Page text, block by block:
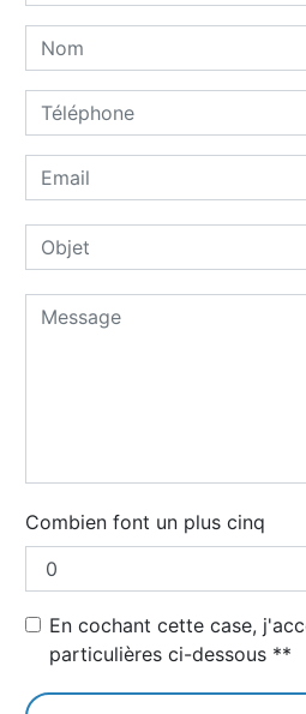
Combien font un plus cinq
En cochant cette case,
particulières ci-dessous **